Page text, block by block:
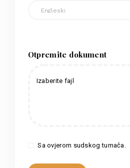
Otpremite dokument
Izaberite fajl
Sa ovjerom sudskog tumača.